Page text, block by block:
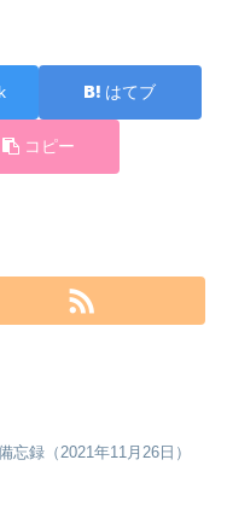
はてブ
コピー
忘録（2021年11月26日）